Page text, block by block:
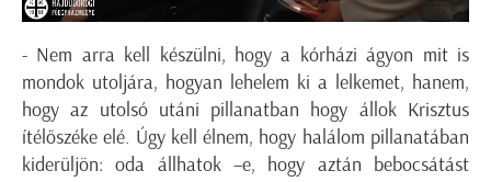
- Nem arra kell készülni, hogy a kórházi ágyon mit is
mondok utoljára, hogyan lehelem ki a lelkemet, hanem,
hogy az utolsó utáni pillanatban hogy állok Krisztus
ítélőszéke elé. Úgy kell élnem, hogy halálom pillanatában
kiderüljön: oda állhatok –e, hogy aztán bebocsátást